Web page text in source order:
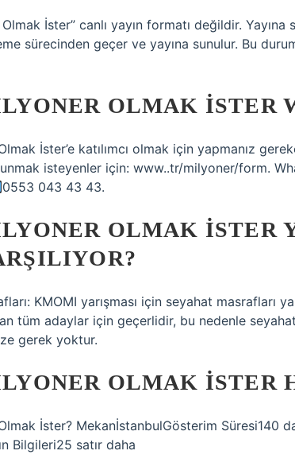
İster” canlı yayın formatı değildir. Yayına
sürecinden geçer ve yayına sunulur. Bu
OLMAK İSTER
İster’e katılımcı olmak için yapmanız
isteyenler için: www..tr/milyoner/form.
0553 043 43 43.
OLMAK İSTER
KMOMI yarışması için seyahat masrafları
tüm adaylar için geçerlidir, bu nedenle
gerek yoktur.
OLMAK İSTER
İster? MekanİstanbulGösterim Süresi140
Bilgileri25 satır daha